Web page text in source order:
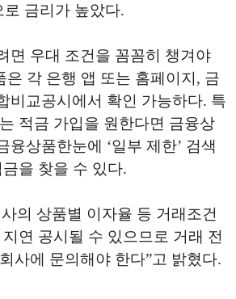
로 금리가 높았다.
면 우대 조건을 꼼꼼히 챙겨야
은 각 은행 앱 또는 홈페이지, 금
비교공시에서 확인 가능하다. 특
적금 가입을 원한다면 금융상
융상품한눈에 ‘일부 제한’ 검색
을 찾을 수 있다.
의 상품별 이자율 등 거래조건
연 공시될 수 있으므로 거래 전
사에 문의해야 한다”고 밝혔다.